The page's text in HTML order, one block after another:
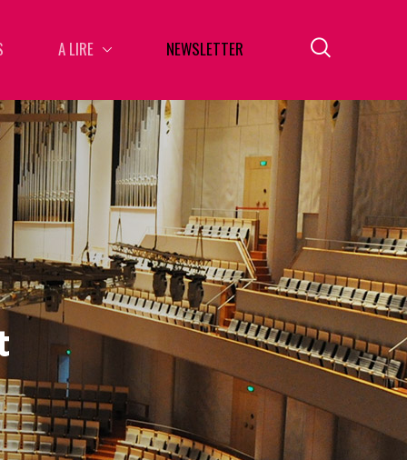
A LIRE NEWSLETTER